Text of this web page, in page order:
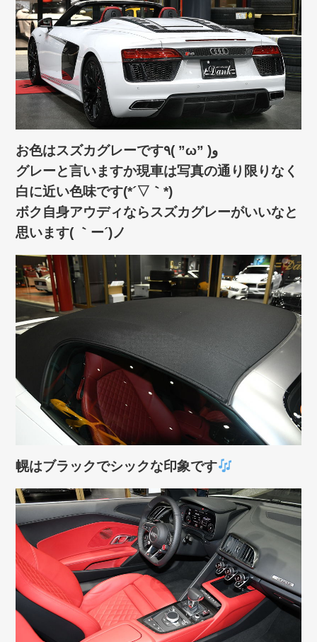
お色はスズカグレーです٩( ”ω” )و
グレーと言いますか現車は写真の通り限りなく
白に近い色味です(*´▽｀*)
ボク自身アウディならスズカグレーがいいなと
思います( ｀ー´)ノ
幌はブラックでシックな印象です